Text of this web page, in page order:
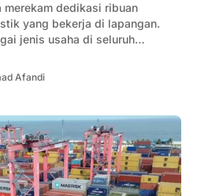
dedikasi ribuan
yang bekerja di lapangan.
jenis usaha di seluruh
untuk memastikan setiap
menyeluruh. Dalam
Afandi